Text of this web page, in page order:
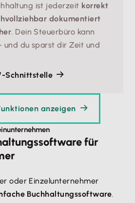
ist jederzeit korrekt
dokumentiert
. Dein Steuerbüro kann
und du sparst dir Zeit und
Schnittstelle
anzeigen
für
oder Einzelunternehmer
Buchhaltungssoftware.